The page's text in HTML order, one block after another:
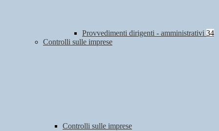
Provvedimenti dirigenti - amministrativi 34
Controlli sulle imprese
Controlli sulle imprese